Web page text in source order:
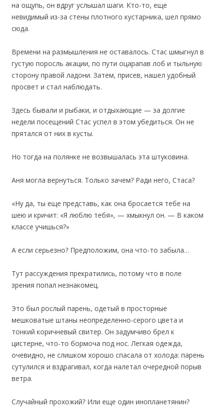
на ощупь, он вдруг услышал шаги. Кто-то, еще
невидимый из-за стены плотного кустарника, шел прямо
сюда.
Времени на размышления не оставалось. Стас шмыгнул в
густую поросль акации, по пути оцарапав лоб и тыльную
сторону правой ладони. Затем, присев, нашел удобный
просвет и стал наблюдать.
Здесь бывали и рыбаки, и отдыхающие — за долгие
недели посещений Стас успел в этом убедиться. Он не
прятался от них в кусты.
Но тогда на полянке не возвышалась эта штуковина.
Аня могла вернуться. Только зачем? Ради него, Стаса?
«Ну да, ты еще представь, как она бросается тебе на
шею и кричит: «Я люблю тебя», — хмыкнул он. — В каком
классе учишься?»
А если серьезно? Предположим, она что-то забыла…
Тут рассуждения прекратились, потому что в поле
зрения попал незнакомец.
Это был рослый парень, одетый в просторные
мешковатые штаны неопределенно-серого цвета и
тонкий коричневый свитер. Он задумчиво брел к
цистерне, что-то бормоча под нос. Легкая одежда,
очевидно, не слишком хорошо спасала от холода: парень
сутулился и вздрагивал, когда налетал очередной порыв
ветра.
Случайный прохожий? Или еще один инопланетянин?